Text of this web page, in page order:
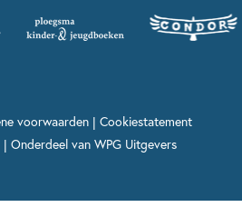
voorwaarden| Cookiestatement
Onderdeel van WPG Uitgevers